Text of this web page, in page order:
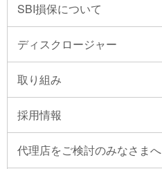
SBI損保について
ディスクロージャー
取り組み
採用情報
代理店をご検討のみなさまへ